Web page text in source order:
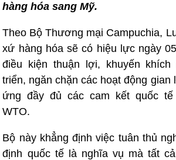
hàng hóa sang Mỹ.
Theo Bộ Thương mại Campuchia,
xứ hàng hóa sẽ có hiệu lực ngày
điều kiện thuận lợi, khuyến
triển, ngăn chặn các hoạt động gian
ứng đầy đủ các cam kết quốc tế
WTO.
Bộ này khẳng định việc tuân thủ
định quốc tế là nghĩa vụ mà tất